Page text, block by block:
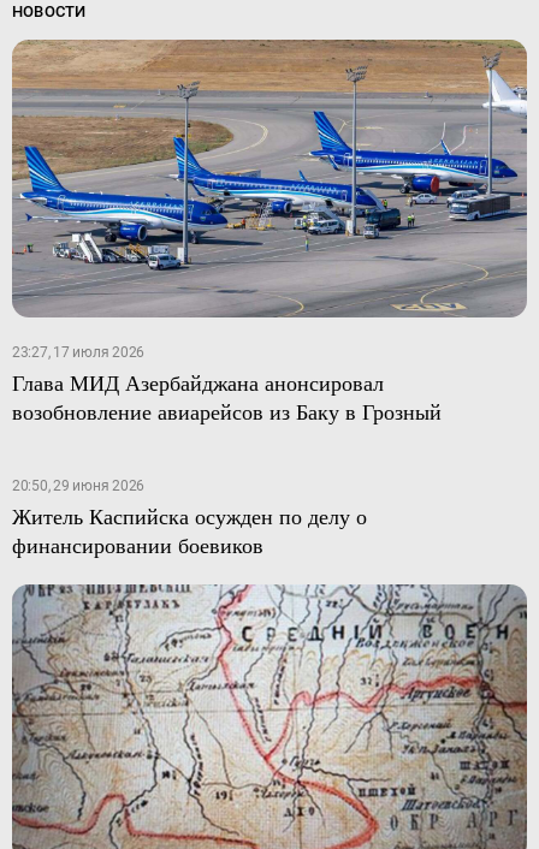
НОВОСТИ
23:27, 17 июля 2026
Глава МИД Азербайджана анонсировал
возобновление авиарейсов из Баку в Грозный
20:50, 29 июня 2026
Житель Каспийска осужден по делу о
финансировании боевиков